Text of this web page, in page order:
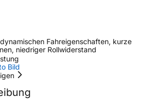
B
Fahreigenschaften, kurze
niedriger Rollwiderstand
Bild